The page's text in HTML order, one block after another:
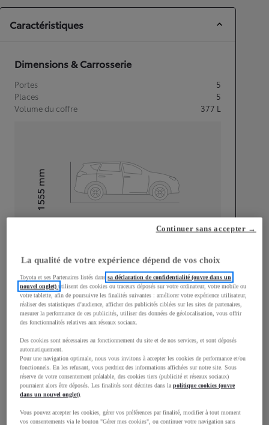
Caractéristiques
Dimensions & Carrosserie
Portes
5
Places
5
Volume du coffre
377 L
Hauteur1 555
mm
Largeur
1 795mm
Consommation mixte
Consommation mixte
Émissions CO2
87 g/km
La qualité de votre expérience dépend de vos choix
Toyota et ses Partenaires listés danssa déclaration de confidentialité (ouvre dans un
nouvel onglet)utilisent des cookies ou traceurs déposés sur votre ordinateur, votre mobile ou
votre tablette, afin de poursuivre les finalités suivantes : améliorer votre expérience utilisateur,
réaliser des statistiques d’audience, afficher des publicités ciblées sur les sites de partenaires,
mesurer la performance de ces publicités, utiliser des données de géolocalisation, vous offrir
des fonctionnalités relatives aux réseaux sociaux.
Des cookies sont nécessaires au fonctionnement du site et de nos services, et sont déposés
automatiquement.
Pour une navigation optimale, nous vous invitons à accepter les cookies de performance et/ou
fonctionnels. En les refusant, vous perdriez des informations affichées sur notre site. Sous
réserve de votre consentement préalable, des cookies tiers (publicité et réseaux sociaux)
pourraient alors être déposés. Les finalités sont décrites dans lapolitique cookies (ouvre
dans un nouvel onglet)
Vous pouvez accepter les cookies, gérer vos préférences par finalité, modifier à tout moment
vos consentements via le bouton "Gérer mes cookies", ou continuer votre navigation sans
Continuer sans accepter →